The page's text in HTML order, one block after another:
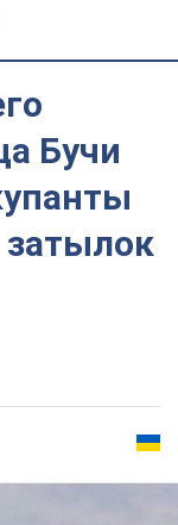
Бучи